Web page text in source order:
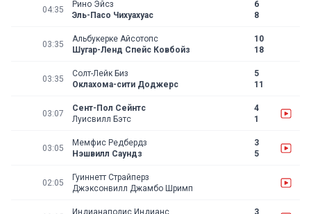
04:35
Рино Эйсз
6
8
Эль-Пасо Чихуахуас
03:35
Альбукерке Айсотопс
10
18
Шугар-Ленд Спейс Ковбойз
03:35
Солт-Лейк Биз
5
11
Оклахома-сити Доджерс
03:07
Сент-Пол Сейнтс
4
1
Луисвилл Бэтс
03:05
Мемфис Редбердз
3
5
Нэшвилл Саундз
02:05
Гуиннетт Страйперз
Джэксонвилл Джамбо Шримп
Индианаполис Индианс
3